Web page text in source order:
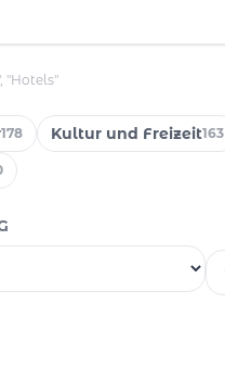
"Hotels"
178 Kultur und Freizeit163